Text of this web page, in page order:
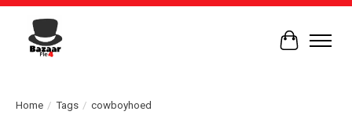
Home / Tags / cowboyhoed